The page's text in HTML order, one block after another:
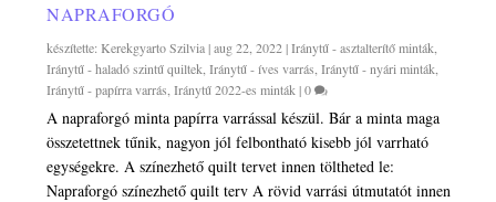
NAPRAFORGÓ
készítette:Kerekgyarto Szilvia|aug 22, 2022|Iránytű - asztalterítő minták
Iránytű - haladó szintű quiltek ,Iránytű - íves varrás ,Iránytű - nyári minták
Iránytű - papírra varrás ,Iránytű 2022-es minták |0
A napraforgó minta papírra varrással készül. Bár a minta maga
összetettnek tűnik, nagyon jól felbontható kisebb jól varrható
egységekre. A színezhető quilt tervet innen töltheted le:
Napraforgó színezhető quilt terv A rövid varrási útmutatót innen